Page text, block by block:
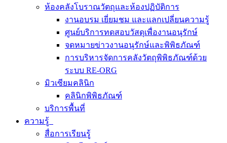
ห้องคลังโบราณวัตถุและห้องปฏิบัติการ
งานอบรม เยี่ยมชม และแลกเปลี่ยนความรู้
ศูนย์บริการทดสอบวัสดุเพื่องานอนุรักษ์
จดหมายข่าวงานอนุรักษ์และพิพิธภัณฑ์
การบริหารจัดการคลังวัตถุพิพิธภัณฑ์ด้วย
ระบบ RE-ORG
มิวเซียมคลินิก
คลินิกพิพิธภัณฑ์
บริการพื้นที่
ความรู้
สื่อการเรียนรู้